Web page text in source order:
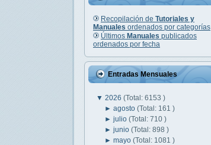
Recopilación de Tutoriales y
Manuales ordenados por categorías
Últimos Manuales publicados
ordenados por fecha
Entradas Mensuales
▼ 2026 (Total: 6153 )
►agosto(Total: 161 )
►julio(Total: 710 )
►junio(Total: 898 )
►mayo(Total: 1081 )